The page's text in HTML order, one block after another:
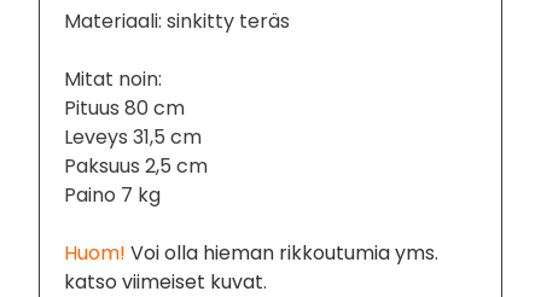
Materiaali: sinkitty teräs
Mitat noin:
Pituus 80 cm
Leveys 31,5 cm
Paksuus 2,5 cm
Paino 7 kg
Huom!Voi olla hieman rikkoutumia yms.
katso viimeiset kuvat.